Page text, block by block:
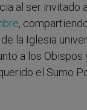
al ser invitado
,
la Iglesia
a los Obispos
el Sumo